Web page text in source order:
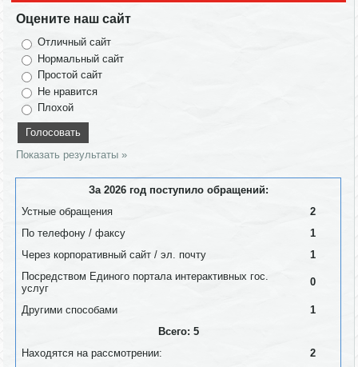
Оцените наш сайт
Отличный сайт
Нормальный сайт
Простой сайт
Не нравится
Плохой
Показать результаты »
За 2026 год поступило обращений:
Устные обращения
2
По телефону / факсу
1
Через корпоративный сайт / эл. почту
1
Посредством Единого портала интерактивных гос.
услуг
0
Другими способами
1
Всего: 5
Находятся на рассмотрении:
2